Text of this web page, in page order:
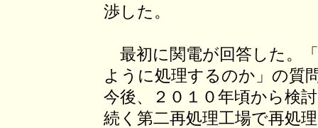
渉した。
最初に関電が回答した。
ように処理するのか」の質
今後、２０１０年頃から検
続く第二再処理工場で再処